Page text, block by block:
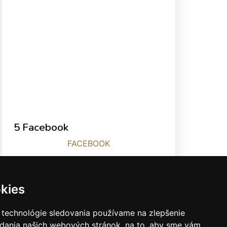
sledovania používame na zlepšenie
našich webových stránok, na to, aby sme vám
5 Facebook
FACEBOOK
Celkem:
Den:
186